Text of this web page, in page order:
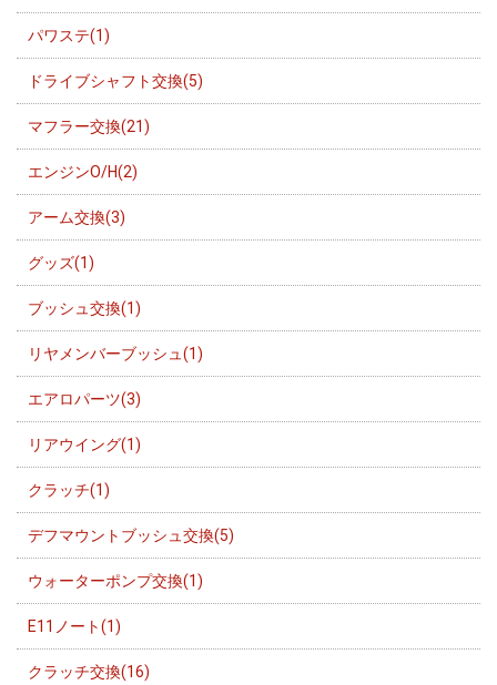
パワステ(1)
ドライブシャフト交換(5)
マフラー交換(21)
エンジンO/H(2)
アーム交換(3)
グッズ(1)
ブッシュ交換(1)
リヤメンバーブッシュ(1)
エアロパーツ(3)
リアウイング(1)
クラッチ(1)
デフマウントブッシュ交換(5)
ウォーターポンプ交換(1)
E11ノート(1)
クラッチ交換(16)